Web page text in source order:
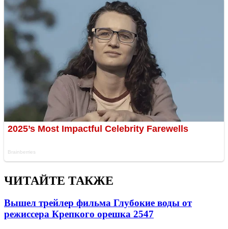
ЧИТАЙТЕ ТАКЖЕ
Вышел трейлер фильма Глубокие воды от
режиссера Крепкого орешка 2547